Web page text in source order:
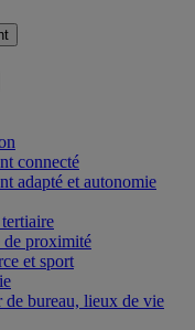
connecté
adapté et autonomie
de proximité
et sport
bureau, lieux de vie